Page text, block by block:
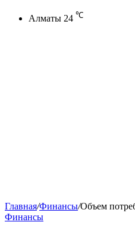
Алматы 24 ℃
Главная/Финансы/Объем
Финансы